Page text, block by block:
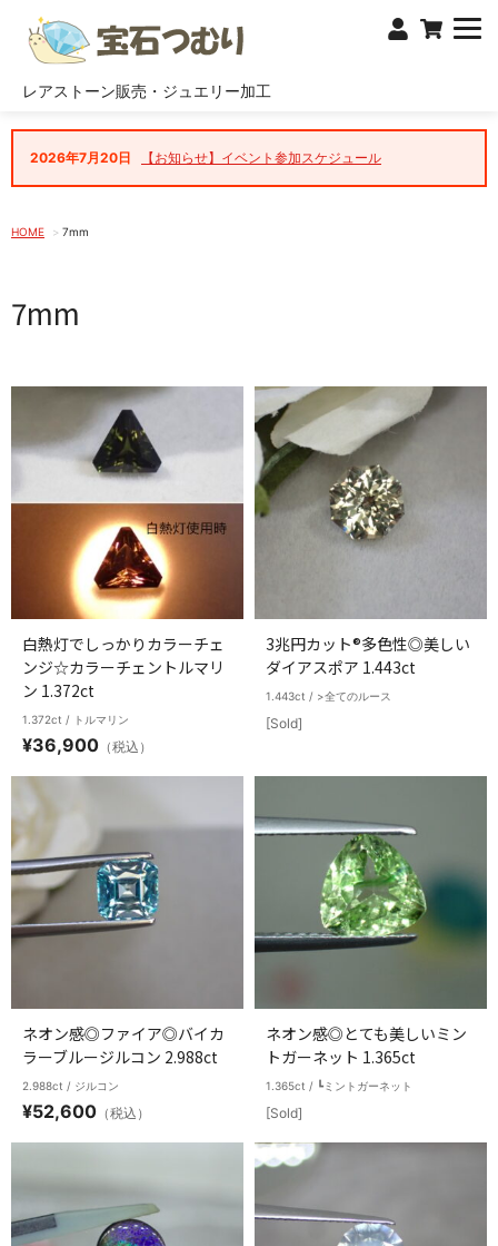
レアストーン販売・ジュエリー加工
2026年7月20日 【お知らせ】イベント参加スケジュール
HOME 7mm
7mm
白熱灯でしっかりカラーチェ
ンジ☆カラーチェントルマリ
ン 1.372ct
1.372ct / トルマリン
¥36,900 （税込）
3兆円カット®多色性◎美しい
ダイアスポア 1.443ct
1.443ct / >全てのルース
[Sold]
ネオン感◎ファイア◎バイカ
ラーブルージルコン 2.988ct
2.988ct / ジルコン
¥52,600 （税込）
ネオン感◎とても美しいミン
トガーネット 1.365ct
1.365ct / ┗ミントガーネット
[Sold]